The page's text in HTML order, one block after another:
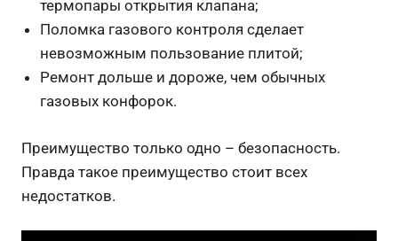
термопары открытия клапана;
Поломка газового контроля сделает
невозможным пользование плитой;
Ремонт дольше и дороже, чем обычных
газовых конфорок.
Преимущество только одно – безопасность.
Правда такое преимущество стоит всех
недостатков.